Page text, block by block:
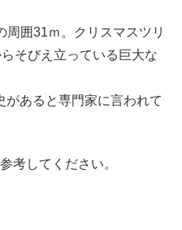
囲31ｍ。クリスマスツリ
そびえ立っている巨大な
あると専門家に言われて
考してください。